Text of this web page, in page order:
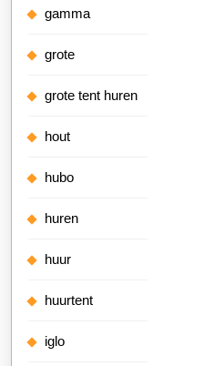
gamma
grote
grote tent huren
hout
hubo
huren
huur
huurtent
iglo